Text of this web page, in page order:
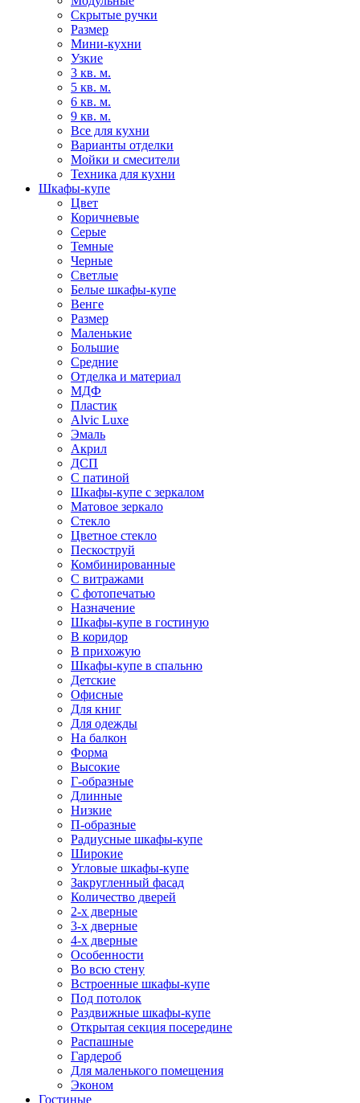
Скрытые ручки
Размер
Мини-кухни
Узкие
3 кв. м.
5 кв. м.
6 кв. м.
9 кв. м.
Все для кухни
Варианты отделки
Мойки и смесители
Техника для кухни
Шкафы-купе
Цвет
Коричневые
Серые
Темные
Черные
Светлые
Белые шкафы-купе
Венге
Размер
Маленькие
Большие
Средние
Отделка и материал
МДФ
Пластик
Alvic Luxe
Эмаль
Акрил
ДСП
С патиной
Шкафы-купе с зеркалом
Матовое зеркало
Стекло
Цветное стекло
Пескоструй
Комбинированные
С витражами
С фотопечатью
Назначение
Шкафы-купе в гостиную
В коридор
В прихожую
Шкафы-купе в спальню
Детские
Офисные
Для книг
Для одежды
На балкон
Форма
Высокие
Г-образные
Длинные
Низкие
П-образные
Радиусные шкафы-купе
Широкие
Угловые шкафы-купе
Закругленный фасад
Количество дверей
2-х дверные
3-х дверные
4-х дверные
Особенности
Во всю стену
Встроенные шкафы-купе
Под потолок
Раздвижные шкафы-купе
Открытая секция посередине
Распашные
Гардероб
Для маленького помещения
Эконом
Гостиные